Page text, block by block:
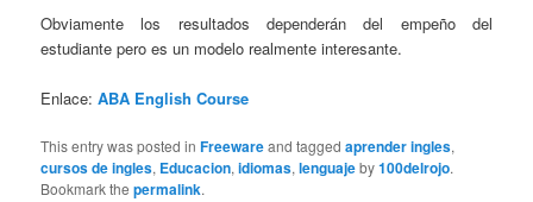
Obviamente los resultados dependerán del empeño del
estudiante pero es un modelo realmente interesante.
Enlace:ABA English Course
This entry was posted inFreewareand taggedaprender ingles,
cursos de ingles, Educacion,idiomas,lenguajeby100delrojo.
Bookmark thepermalink.